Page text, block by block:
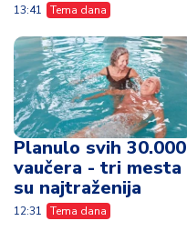
13:41 Tema dana
Planulo svih 30.000
vaučera - tri mesta
su najtraženija
12:31 Tema dana